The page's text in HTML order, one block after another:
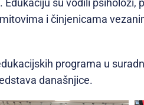
su vodili
i činjenicama
programa u
današnjice.